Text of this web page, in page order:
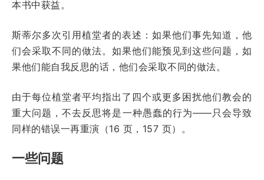
本书中获益。
斯蒂尔多次引用植堂者的表述：如果他们事先知道，他
们会采取不同的做法。如果他们能预见到这些问题，如
果他们能自我反思的话，他们会采取不同的做法。
由于每位植堂者平均指出了四个或更多困扰他们教会的
重大问题，不去反思将是一种愚蠢的行为——只会导致
同样的错误一再重演（16 页，157 页）。
一些问题